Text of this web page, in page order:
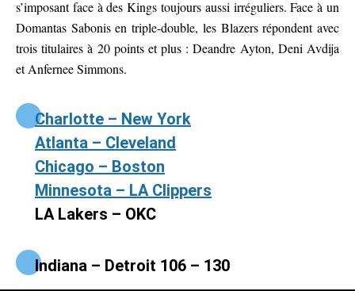
s’imposant face à des Kings toujours aussi irréguliers. Face à un
Domantas Sabonis en triple-double, les Blazers répondent avec
trois titulaires à 20 points et plus : Deandre Ayton, Deni Avdija
et Anfernee Simmons.
Charlotte – New York
Atlanta – Cleveland
Chicago – Boston
Minnesota – LA Clippers
LA Lakers – OKC
Indiana – Detroit 106 – 130